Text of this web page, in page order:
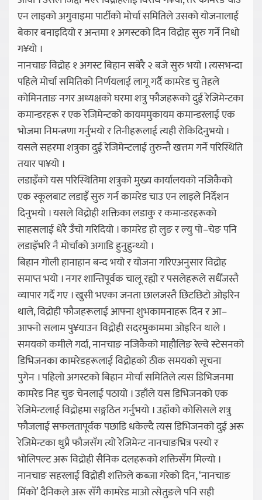
एन लाइको अगुवाइमा पार्टीको मोर्चा समितिले उसको योजनालाई
बेकार बनाइदियो र अन्तमा १ अगस्टको दिन विद्रोह सुरु गर्ने निधो
ग¥यो ।
नानचाङ विद्रोह १ अगस्ट बिहान सबेरै २ बजे सुरु भयो । त्यसभन्दा
पहिले मोर्चा समितिको निर्णयलाई लागू गर्दै कामरेड चु तेहले
कोमिनताङ नगर अध्यक्षको घरमा शत्रु फौजहरूको दुई रेजिमेन्टका
कमान्डरहरू र एक रेजिमेन्टको कायममुकायम कमान्डरलाई एक
भोजमा निमन्त्रणा गर्नुभयो र तिनीहरूलाई त्यही रोकिदिनुभयो ।
यसले सहरमा शत्रुका दुई रेजिमेन्टलाई तुरुन्तै खत्तम गर्ने परिस्थिति
तयार पा¥यो ।
लडाइँको यस परिस्थितिमा शत्रुको मुख्य कार्यालयको नजिकैको
एक स्कूलबाट लडाइँ सुरु गर्न कामरेड चाउ एन लाइले निर्देशन
दिनुभयो । यसले विद्रोही शक्तिका लडाकु र कमान्डरहरूको
साहसलाई धेरै उँचो गरिदियो । कामरेड हो लुङ र ल्यु पो–चेङ पनि
लडाइँभरि नै मोर्चाको अगाडि हुनुहुन्थ्यो ।
बिहान गोली हानाहान बन्द भयो र योजना गरिएअनुसार विद्रोह
समाप्त भयो । नगर शान्तिपूर्वक चालू रह्यो र पसलेहरूले सधैँजस्तै
व्यापार गर्दै गए । खुसी भएका जनता छालजस्तै छिटछिटो ओइरिन
थाले, विद्रोही फौजहरूलाई आफ्ना शुभकामनाहरू दिन र आ–
आफ्नो सलाम पु¥याउन विद्रोही सदरमुकाममा ओइरिन थाले ।
समयको कमीले गर्दा, नानचाङ नजिकैको माहौलिङ रेल्वे स्टेसनको
डिभिजनका कामरेडहरूलाई विद्रोहको ठीक समयको सूचना
पुगेन । पहिलो अगस्टको बिहान मोर्चा समितिले त्यस डिभिजनमा
कामरेड निह चुङ चेनलाई पठायो । उहाँले यस डिभिजनको एक
रेजिमेन्टलाई विद्रोहमा सङ्गठित गर्नुभयो । उहाँको कोसिसले शत्रु
फौजलाई सफलतापूर्वक पछाडि धकेल्दै त्यस डिभिजनको दुई अरू
रेजिमेन्टका थुप्रै फौजसँग त्यो रेजिमेन्ट नानचाङभित्र पस्यो र
भोलिपल्ट अरू विद्रोही सैनिक दलहरूको शक्तिसँग मिल्यो ।
नानचाङ सहरलाई विद्रोही शक्तिले कब्जा गरेको दिन, ‘नानचाङ
मिंको’ दैनिकले अरू सँगै कामरेड माओ त्सेतुङले पनि सही